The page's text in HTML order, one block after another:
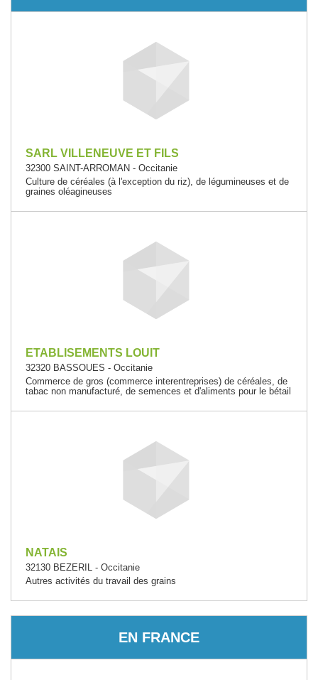
SARL VILLENEUVE ET FILS
32300 SAINT-ARROMAN - Occitanie
Culture de céréales (à l'exception du riz), de légumineuses et de
graines oléagineuses
ETABLISEMENTS LOUIT
32320 BASSOUES - Occitanie
Commerce de gros (commerce interentreprises) de céréales, de
tabac non manufacturé, de semences et d'aliments pour le bétail
NATAIS
32130 BEZERIL - Occitanie
Autres activités du travail des grains
EN FRANCE